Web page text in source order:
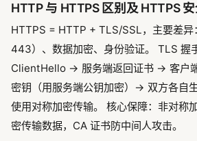
HTTP 与 HTTPS 区别及 HTTPS
HTTPS = HTTP + TLS/SSL，主要差异
443）、数据加密、身份验证。 TLS 握
ClientHello → 服务端返回证书 → 客户
密钥（用服务端公钥加密）→ 双方各自
使用对称加密传输。 核心保障：非对称
密传输数据，CA 证书防中间人攻击。